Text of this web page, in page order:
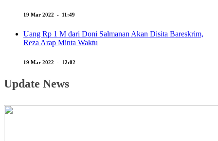
19 Mar 2022 - 11:49
Uang Rp 1 M dari Doni Salmanan Akan Disita Bareskrim,
Reza Arap Minta Waktu
19 Mar 2022 - 12:02
Update News